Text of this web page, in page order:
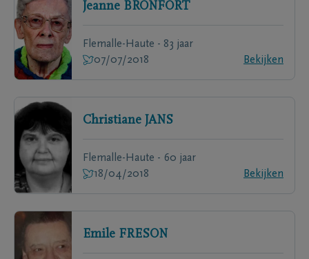
Jeanne BRONFORT
Flemalle-Haute - 83 jaar
07/07/2018
Bekijken
Christiane JANS
Flemalle-Haute - 60 jaar
18/04/2018
Bekijken
Emile FRESON